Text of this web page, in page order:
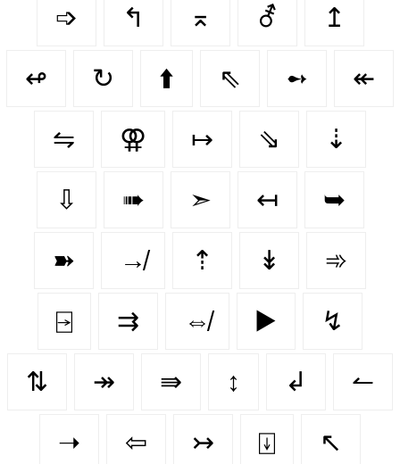
➩ ↰ ⌅ ⚦ ↥
↫ ↻ ⬆️ ⇖ ➻ ↞
⇋ ⚢ ↦ ⇘ ⇣
⇩ ➠ ➣ ↤ ➥
➽ ↛ ⇡ ↡ ➾
⍈ ⇉ ⇎ ▶️ ↯
⇅ ↠ ⇛ ↕️ ↲ ↼
➝ ⇦ ↣ ⍗ ↖